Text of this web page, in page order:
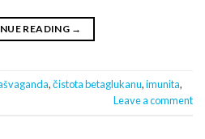
READING →
,čistota betaglukanu,imunita,
Leave a comment